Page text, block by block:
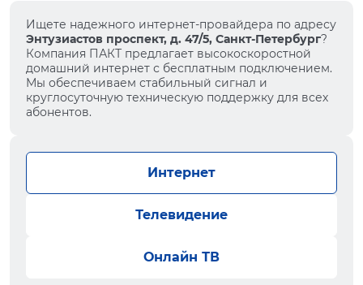
Ищете надежного интернет-провайдера по адресу
Энтузиастов проспект, д. 47/5, Санкт-Петербург?
Компания ПАКТ предлагает высокоскоростной
домашний интернет с бесплатным подключением.
Мы обеспечиваем стабильный сигнал и
круглосуточную техническую поддержку для всех
абонентов.
Интернет
Телевидение
Онлайн ТВ